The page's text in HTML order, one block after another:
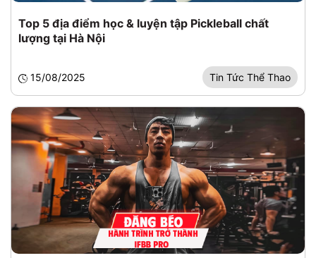
Top 5 địa điểm học & luyện tập Pickleball chất
lượng tại Hà Nội
15/08/2025 Tin Tức Thể Thao